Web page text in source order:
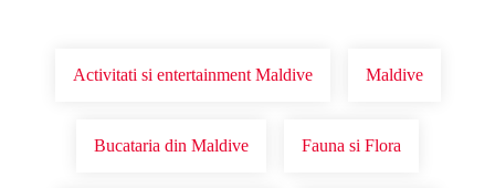
Activitati si entertainment Maldive Maldive
Bucataria din Maldive Fauna si Flora